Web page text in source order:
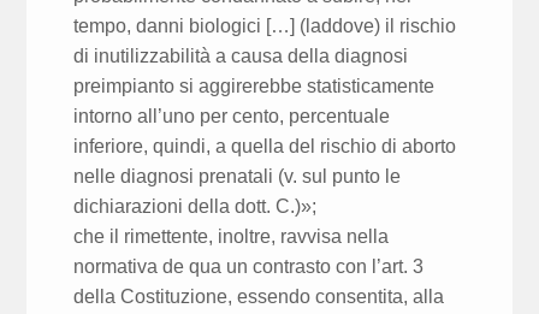
tempo, danni biologici […] (laddove) il rischio
di inutilizzabilità a causa della diagnosi
preimpianto si aggirerebbe statisticamente
intorno all’uno per cento, percentuale
inferiore, quindi, a quella del rischio di aborto
nelle diagnosi prenatali (v. sul punto le
dichiarazioni della dott. C.)»;
che il rimettente, inoltre, ravvisa nella
normativa de qua un contrasto con l’art. 3
della Costituzione, essendo consentita, alla